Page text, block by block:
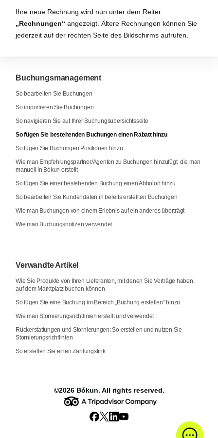
Ihre neue Rechnung wird nun unter dem Reiter
„Rechnungen“ angezeigt. Ältere Rechnungen können Sie
jederzeit auf der rechten Seite des Bildschirms aufrufen.
Buchungsmanagement
So bearbeiten Sie Buchungen
So importieren Sie Buchungen
So navigieren Sie auf Ihrer Buchungsübersichtsseite
So fügen Sie bestehenden Buchungen einen Rabatt hinzu
So fügen Sie Buchungen Positionen hinzu
Wie man Empfehlungspartner/Agenten zu Buchungen hinzufügt, die man
manuell in Bókun erstellt
So fügen Sie einer bestehenden Buchung einen Abholort hinzu
So bearbeiten Sie Kundendaten in bereits erstellten Buchungen
Wie man Buchungen von einem Erlebnis auf ein anderes überträgt
Wie man Buchungsnotizen verwendet
Verwandte Artikel
Wie Sie Produkte von Ihren Lieferanten, mit denen Sie Verträge haben,
auf dem Marktplatz buchen können
So fügen Sie eine Buchung im Bereich „Buchung erstellen“ hinzu
Wie man Stornierungsrichtlinien erstellt und verwendet
Rückerstattungen und Stornierungen: So erstellen und nutzen Sie
Stornierungsrichtlinien
So erstellen Sie einen Zahlungslink
©2026 Bókun. All rights reserved.